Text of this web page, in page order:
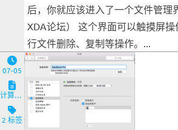
后，你就应该进入了一个文件管理
XDA论坛） 这个界面可以触摸屏
行文件删除、复制等操作。...
07-05
计算机与客户端
2 标签